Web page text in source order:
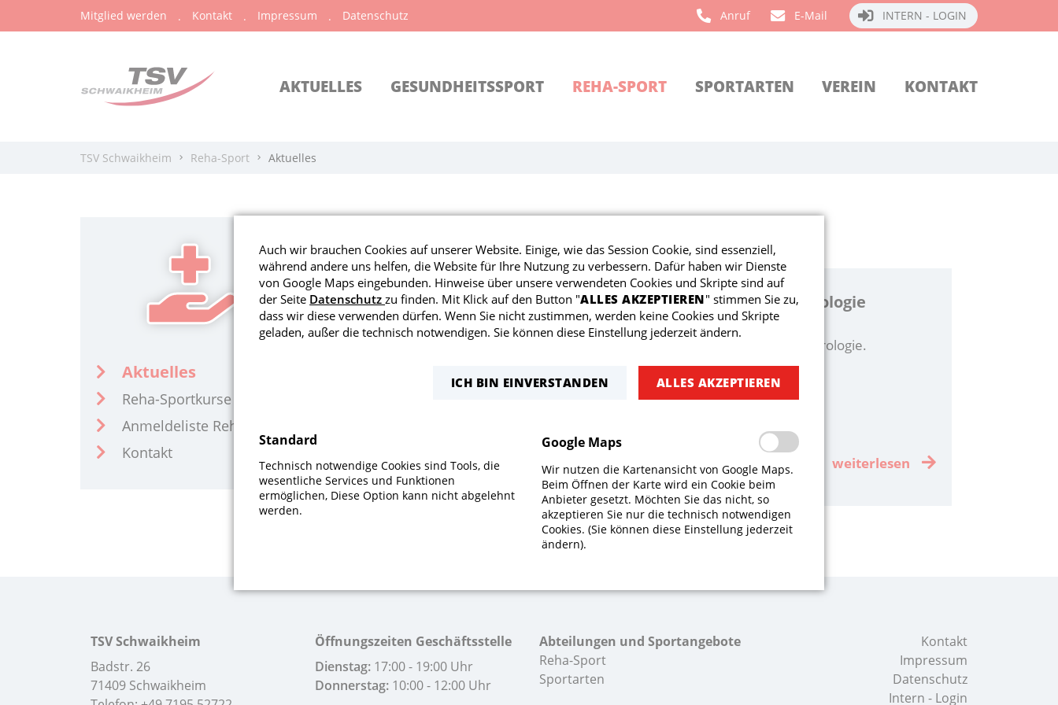
Mitglied werden Kontakt Impressum Datenschutz Anruf E-Mail INTERN - LOGIN
AKTUELLES GESUNDHEITSSPORT REHA-SPORT SPORTARTEN VEREIN KONTAKT
TSV Schwaikheim Reha-Sport Aktuelles
Aktuelles
Reha-Sportkurse
Anmeldeliste Rehasport
Kontakt
Vereinzelt wieder
Rehasportplätze frei
im Bereich Orthopädie und Neurologie frei.
weiterlesen
Freie Plätze in Neurologie
Es gibt freie Plätze in Neurologie.
weiterlesen
TSV Schwaikheim
Badstr. 26
71409 Schwaikheim
Öffnungszeiten Geschäftsstelle
Dienstag:17:00 - 19:00 Uhr
Donnerstag:10:00 - 12:00 Uhr
Abteilungen und Sportangebote
Reha-Sport
Sportarten
Kontakt
Impressum
Datenschutz
Intern - Login
Auch wir brauchen Cookies auf unserer Website. Einige, wie das Session Cookie, sind essenziell,
während andere uns helfen, die Website für Ihre Nutzung zu verbessern. Dafür haben wir Dienste
von Google Maps eingebunden. Hinweise über unsere verwendeten Cookies und Skripte sind auf
der Seite Datenschutzzu finden. Mit Klick auf den Button "ALLES AKZEPTIEREN" stimmen Sie zu,
dass wir diese verwenden dürfen. Wenn Sie nicht zustimmen, werden keine Cookies und Skripte
geladen, außer die technisch notwendigen. Sie können diese Einstellung jederzeit ändern.
ICH BIN EINVERSTANDEN ALLES AKZEPTIEREN
Standard
Technisch notwendige Cookies sind Tools, die
wesentliche Services und Funktionen
ermöglichen, Diese Option kann nicht abgelehnt
werden.
Google Maps
Wir nutzen die Kartenansicht von Google Maps.
Beim Öffnen der Karte wird ein Cookie beim
Anbieter gesetzt. Möchten Sie das nicht, so
akzeptieren Sie nur die technisch notwendigen
Cookies. (Sie können diese Einstellung jederzeit
ändern).